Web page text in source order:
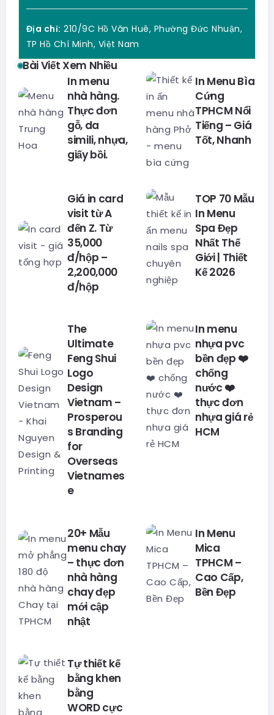
Địa chỉ: 210/9C Hồ Văn Huê, Phường Đức Nhuận,
TP Hồ Chí Minh, Việt Nam
Bài Viết Xem Nhiều
In menu
nhà hàng.
Thực đơn
gỗ, da
simili, nhựa,
giấy bồi.
In Menu Bìa
Cứng
TPHCM Nổi
Tiếng – Giá
Tốt, Nhanh
Giá in card
visit từ A
đến Z. Từ
35,000
đ/hộp –
2,200,000
đ/hộp
TOP 70 Mẫu
In Menu
Spa Đẹp
Nhất Thế
Giới | Thiết
Kế 2026
The
Ultimate
Feng Shui
Logo
Design
Vietnam –
Prosperou
s Branding
for
Overseas
Vietnames
e
In menu
nhựa pvc
bền đẹp ❤️
chống
nước ❤️
thực đơn
nhựa giá rẻ
HCM
20+ Mẫu
menu chay
– thực đơn
nhà hàng
chay đẹp
mới cập
nhật
In Menu
Mica
TPHCM –
Cao Cấp,
Bền Đẹp
Tự thiết kế
bằng khen
bằng
WORD cực